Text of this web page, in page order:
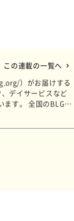
）がお届けする
デイサービスなど
ます。 全国のBLGの
この連載の一覧へ